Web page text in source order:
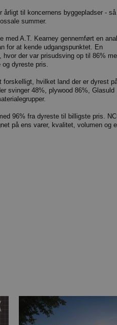
årligt til koncernens byggepladser -
summer.
med A.T. Kearney gennemført en
for at kende udgangspunktet. En
der var prisudsving op til 86%
og dyreste pris.
forskelligt, hvilket land der er dyrest
svinger 48%, plywood 86%, Glasuld
96% fra dyreste til billigste pris.
på ens varer, kvalitet, volumen og